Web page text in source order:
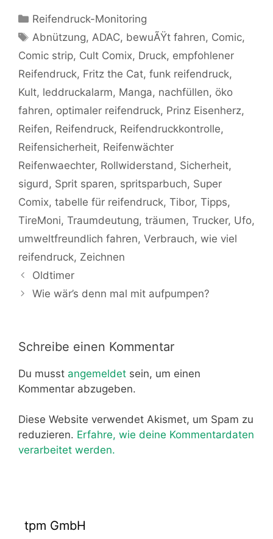
Kategorien
Reifendruck-Monitoring
Schlagwörter
Abnützung, ADAC, bewuÃŸt fahren, Comic,
Comic strip, Cult Comix, Druck, empfohlener
Reifendruck, Fritz the Cat, funk reifendruck,
Kult, leddruckalarm, Manga, nachfüllen, öko
fahren, optimaler reifendruck, Prinz Eisenherz,
Reifen, Reifendruck, Reifendruckkontrolle,
Reifensicherheit, Reifenwächter
Reifenwaechter, Rollwiderstand , Sicherheit,
sigurd , Sprit sparen, spritsparbuch, Super
Comix, tabelle für reifendruck, Tibor, Tipps,
TireMoni, Traumdeutung, träumen, Trucker, Ufo,
umweltfreundlich fahren, Verbrauch, wie viel
reifendruck, Zeichnen
Oldtimer
Wie wär’s denn mal mit aufpumpen?
Schreibe einen Kommentar
Du musst angemeldet sein, um einen
Kommentar abzugeben.
Diese Website verwendet Akismet, um Spam zu
reduzieren. Erfahre, wie deine Kommentardaten
verarbeitet werden.
tpm GmbH